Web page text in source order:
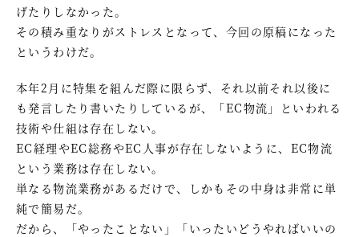
げたりしなかった。
その積み重なりがストレスとなって、今回の原稿になった
というわけだ。
本年2月に特集を組んだ際に限らず、それ以前それ以後に
も発言したり書いたりしているが、「EC物流」といわれる
技術や仕組は存在しない。
EC経理やEC総務やEC人事が存在しないように、EC物流
という業務は存在しない。
単なる物流業務があるだけで、しかもその中身は非常に単
純で簡易だ。
だから、「やったことない」「いったいどうやればいいの